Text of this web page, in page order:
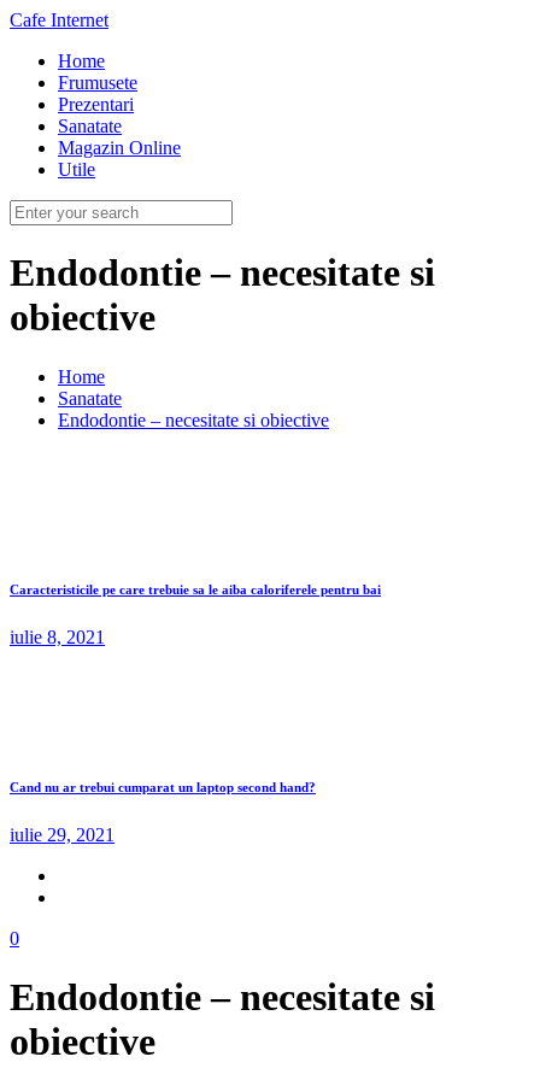
Cafe Internet
Home
Frumusete
Prezentari
Sanatate
Magazin Online
Utile
Endodontie – necesitate si
obiective
Home
Sanatate
Endodontie – necesitate si obiective
Caracteristicile pe care trebuie sa le aiba caloriferele pentru bai
iulie 8, 2021
Cand nu ar trebui cumparat un laptop second hand?
iulie 29, 2021
0
Endodontie – necesitate si
obiective